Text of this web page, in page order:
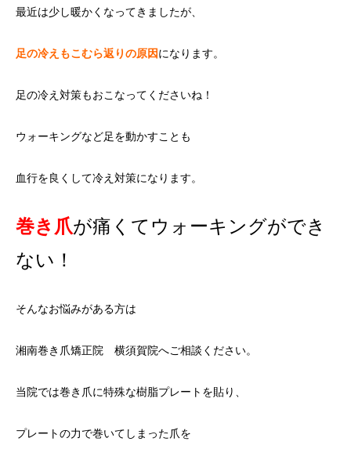
最近は少し暖かくなってきましたが、
足の冷えもこむら返りの原因 になります。
足の冷え対策もおこなってくださいね！
ウォーキングなど足を動かすことも
血行を良くして冷え対策になります。
巻き爪が痛くてウォーキングができ
ない！
そんなお悩みがある方は
湘南巻き爪矯正院 横須賀院へご相談ください。
当院では巻き爪に特殊な樹脂プレートを貼り、
プレートの力で巻いてしまった爪を